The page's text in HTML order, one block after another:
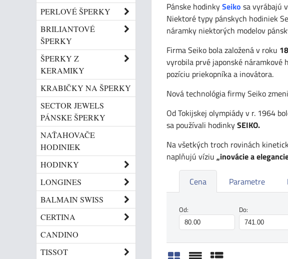
Pánske hodinkySeiko sa vyrábajú
Niektoré typy pánskych hodiniek
náramky niektorých modelov
Firma Seiko bola založená v roku
vyrobila prvé japonské
pozíciu priekopníka a inovátora.
Nová technológia firmy Seiko
Od Tokijskej olympiády v r. 1964
sa používali hodinkySEIKO.
Na všetkých troch rovinách
naplňujú víziu „inovácie a
Cena Parametre
Od: Do:
PERLOVÉ ŠPERKY
BRILIANTOVÉ
ŠPERKY
ŠPERKY Z
KERAMIKY
KRABIČKY NA ŠPERKY
SECTOR JEWELS
PÁNSKE ŠPERKY
NAŤAHOVAČE
HODINIEK
HODINKY
LONGINES
BALMAIN SWISS
CERTINA
CANDINO
TISSOT